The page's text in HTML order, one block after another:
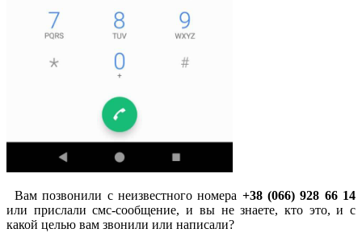
Вам позвонили с неизвестного номера +38 (066) 928 66 14
или прислали смс-сообщение, и вы не знаете, кто это, и с
какой целью вам звонили или написали?